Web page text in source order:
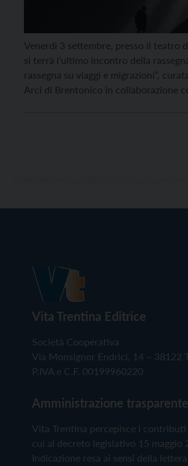
Venerdì 3 settembre, presso il teatro
si terrà l’ultimo incontro della
rassegna su viaggi e migrazioni“,
Arci di Brentonico in collaborazione
Vita Trentina Editrice
Società Cooperativa
Via Monsignor Endrici, 14 – 38122
P.IVA e C.F. 00199960220
Amministrazione trasparente
Vita Trentina percepisce i
cui al decreto legislativo 15 maggio
Indicazione resa ai sensi della